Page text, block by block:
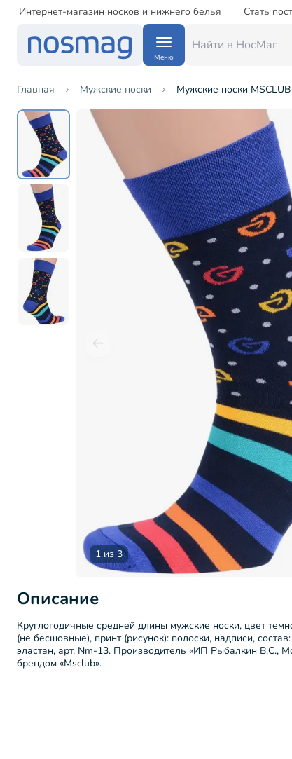
Интернет-магазин носков и нижнего белья Стать
Меню
Главная Мужские носки Мужские носки
1 из 3
Описание
Круглогодичные средней длины мужские носки, цвет
(не бесшовные), принт (рисунок): полоски, надписи,
эластан, арт. Nm-13. Производитель «ИП Рыбалкин В.С.,
брендом «Msclub».